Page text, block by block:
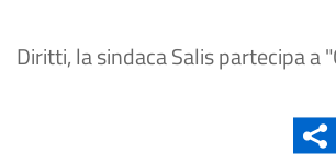
Diritti, la sindaca Salis partecipa a